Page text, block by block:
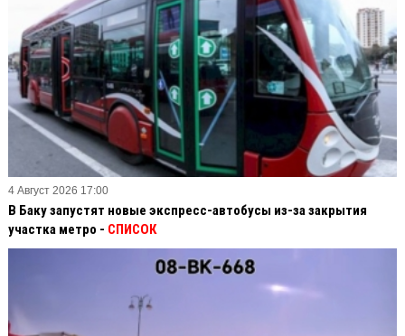
4 Август 2026 17:00
В Баку запустят новые экспресс-автобусы из-за закрытия
участка метро - СПИСОК